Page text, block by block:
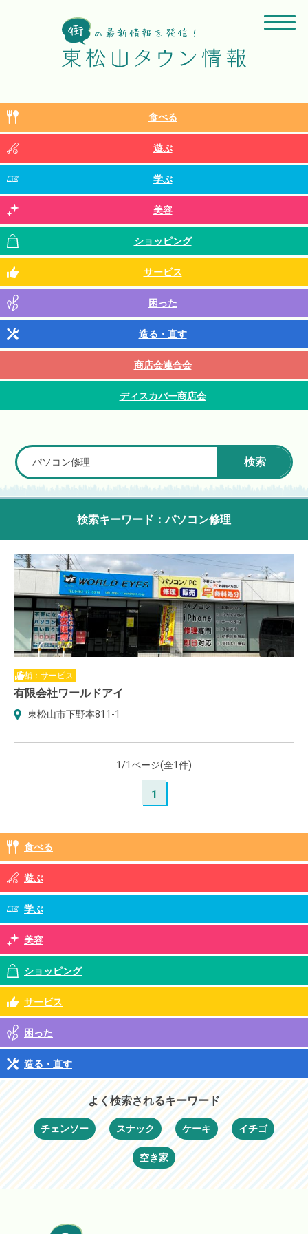
食べる
遊ぶ
学ぶ
美容
ショッピング
サービス
困った
造る・直す
商店会連合会
ディスカバー商店会
検索
検索キーワード：パソコン修理
店舗：サービス
有限会社ワールドアイ
東松山市下野本811-1
1/1ページ(全1件)
1
食べる
遊ぶ
学ぶ
美容
ショッピング
サービス
困った
造る・直す
よく検索されるキーワード
チェンソー スナック ケーキ イチゴ
空き家